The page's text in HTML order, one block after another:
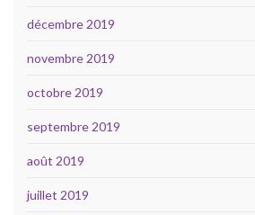
décembre 2019
novembre 2019
octobre 2019
septembre 2019
août 2019
juillet 2019